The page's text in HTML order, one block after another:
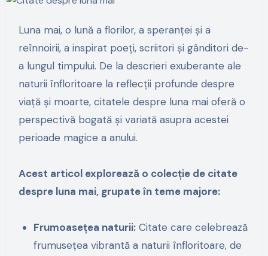
Luna mai, o lună a florilor, a speranței și a
reînnoirii, a inspirat poeți, scriitori și gânditori de-
a lungul timpului. De la descrieri exuberante ale
naturii înfloritoare la reflecții profunde despre
viață și moarte, citatele despre luna mai oferă o
perspectivă bogată și variată asupra acestei
perioade magice a anului.
Acest articol explorează o colecție de citate
despre luna mai, grupate în teme majore:
Frumoasețea naturii: Citate care celebrează
frumusețea vibrantă a naturii înfloritoare, de